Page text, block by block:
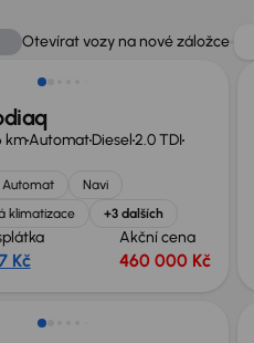
Otevírat vozy na nové záložce
kmAutomatDiesel2.0 TDI
Automat
Navi
klimatizace
+3 dalších
Kč
Akční cena
460 000 Kč